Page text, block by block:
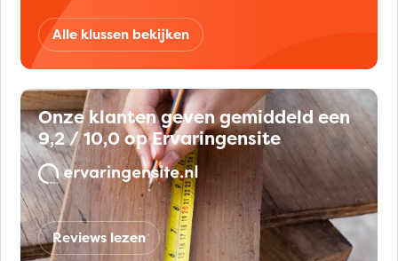
Alle klussen bekijken
Onze klanten geven gemiddeld een
9,2 / 10,0 op Ervaringensite
Reviews lezen